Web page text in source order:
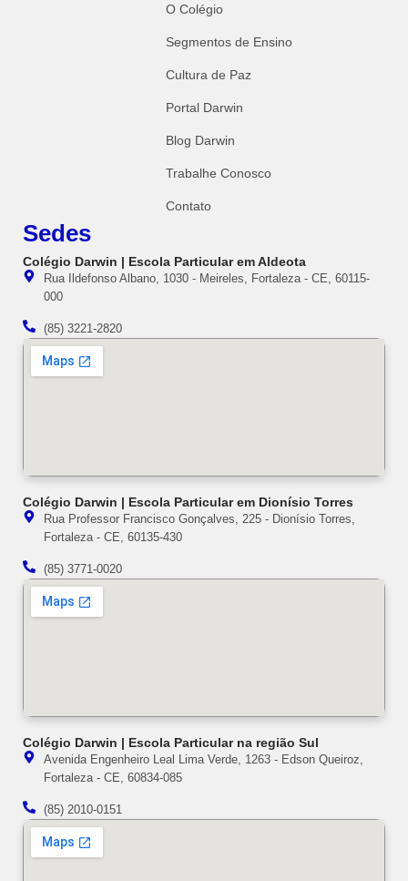
O Colégio
Segmentos de Ensino
Cultura de Paz
Portal Darwin
Blog Darwin
Trabalhe Conosco
Contato
Sedes
Colégio Darwin | Escola Particular em Aldeota
Rua Ildefonso Albano, 1030 - Meireles, Fortaleza - CE, 60115-
000
(85) 3221-2820
Colégio Darwin | Escola Particular em Dionísio Torres
Rua Professor Francisco Gonçalves, 225 - Dionísio Torres,
Fortaleza - CE, 60135-430
(85) 3771-0020
Colégio Darwin | Escola Particular na região Sul
Avenida Engenheiro Leal Lima Verde, 1263 - Edson Queiroz,
Fortaleza - CE, 60834-085
(85) 2010-0151